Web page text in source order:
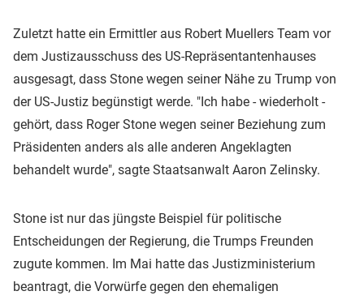
Zuletzt hatte ein Ermittler aus Robert Muellers Team vor
dem Justizausschuss des US-Repräsentantenhauses
ausgesagt, dass Stone wegen seiner Nähe zu Trump von
der US-Justiz begünstigt werde. "Ich habe - wiederholt -
gehört, dass Roger Stone wegen seiner Beziehung zum
Präsidenten anders als alle anderen Angeklagten
behandelt wurde", sagte Staatsanwalt Aaron Zelinsky.
Stone ist nur das jüngste Beispiel für politische
Entscheidungen der Regierung, die Trumps Freunden
zugute kommen. Im Mai hatte das Justizministerium
beantragt, die Vorwürfe gegen den ehemaligen